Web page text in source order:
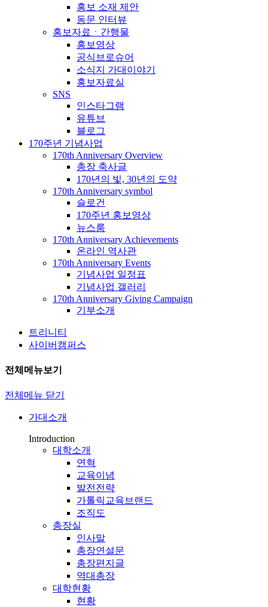
홍보 소재 제안
동문 인터뷰
홍보자료ㆍ간행물
홍보영상
공식브로슈어
소식지 가대이야기
홍보자료실
SNS
인스타그램
유튜브
블로그
170주년 기념사업
170th Anniversary Overview
총장 축사글
170년의 빛, 30년의 도약
170th Anniversary symbol
슬로건
170주년 홍보영상
뉴스룸
170th Anniversary Achievements
온라인 역사관
170th Anniversary Events
기념사업 일정표
기념사업 갤러리
170th Anniversary Giving Campaign
기부소개
트리니티
사이버캠퍼스
전체메뉴보기
전체메뉴 닫기
가대소개
Introduction
대학소개
연혁
교육이념
발전전략
가톨릭교육브랜드
조직도
총장실
인사말
총장연설문
총장편지글
역대총장
대학현황
현황